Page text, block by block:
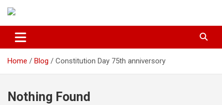
Chhattisgarh Star
Home Blog Constitution Day 75th anniversory
Nothing Found